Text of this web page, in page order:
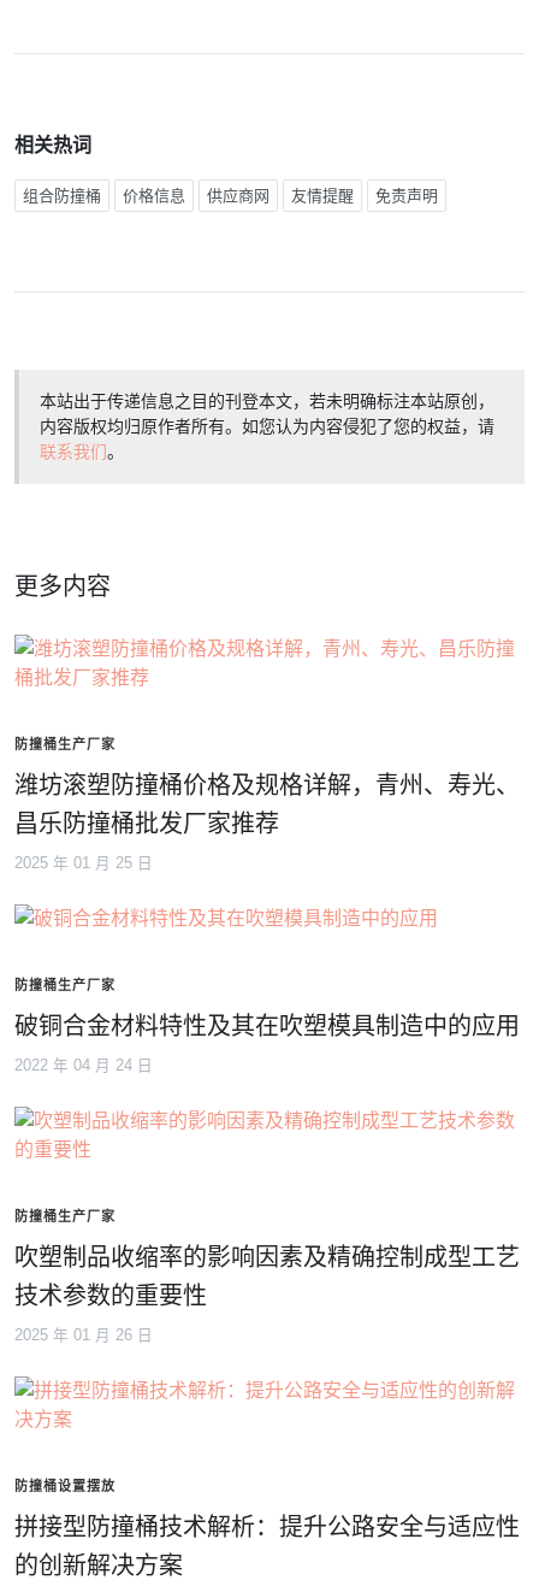
相关热词
组合防撞桶 价格信息 供应商网 友情提醒 免责声明
本站出于传递信息之目的刊登本文，若未明确标注本站原创，
内容版权均归原作者所有。如您认为内容侵犯了您的权益，请
联系我们。
更多内容
防撞桶生产厂家
潍坊滚塑防撞桶价格及规格详解，青州、寿光、
昌乐防撞桶批发厂家推荐
2025 年 01 月 25 日
防撞桶生产厂家
破铜合金材料特性及其在吹塑模具制造中的应用
2022 年 04 月 24 日
防撞桶生产厂家
吹塑制品收缩率的影响因素及精确控制成型工艺
技术参数的重要性
2025 年 01 月 26 日
防撞桶设置摆放
拼接型防撞桶技术解析：提升公路安全与适应性
的创新解决方案